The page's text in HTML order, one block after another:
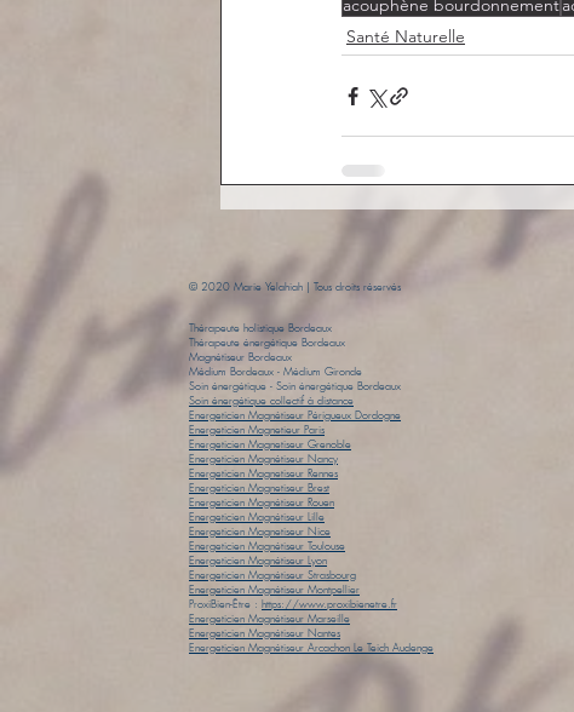
acouphène bourdonnement
Santé Naturelle
© 2020 Marie Yelahiah | Tous droits réservés
Thérapeute holistique Bordeaux
Thérapeute énergétique Bordeaux
Magnétiseur Bordeaux
Médium Bordeaux - Médium Gironde
Soin énergétique - Soin énergétique Bordeaux
​Soin énergétique collectif à distance
Energeticien Magnétiseur Périgueux Dordogne
Energeticien Magnetieur Paris
Energeticien Magnetiseur Grenoble
Energeticien Magnétiseur Nancy
Energeticien Magnetiseur Rennes
Energeticien Magnetiseur Brest
Energeticien Magnétiseur Rouen
Energeticien Magnétiseur Lille
Energeticien Magnetiseur Nice
Energeticien Magnétiseur Toulouse
Energeticien Magnétiseur Lyon
Energeticien Magnétiseur Strasbourg
Energeticien Magnétiseur Montpellier
ProxiBien-Être : https://www.proxibienetre.fr
Energeticien Magnétiseur Marseille
Energeticien Magnétiseur Nantes
Energeticien Magnétiseur Arcachon Le Teich Audenge